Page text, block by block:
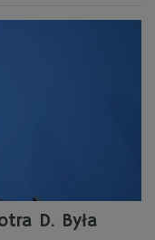
D. Była